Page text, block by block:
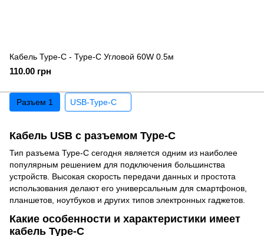
Кабель Type-C - Type-C Угловой 60W 0.5м
110.00 грн
Кабель USB с разъемом Type-C
Тип разъема Type-C сегодня является одним из наиболее
популярным решением для подключения большинства
устройств. Высокая скорость передачи данных и простота
использования делают его универсальным для смартфонов,
планшетов, ноутбуков и других типов электронных гаджетов.
Какие особенности и характеристики имеет
кабель Type-C
Разъем 1 USB-Type-C